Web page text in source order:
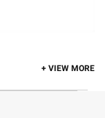
+ VIEW MORE